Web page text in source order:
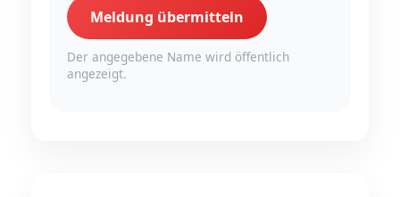
Meldung übermitteln
Der angegebene Name wird öffentlich
angezeigt.